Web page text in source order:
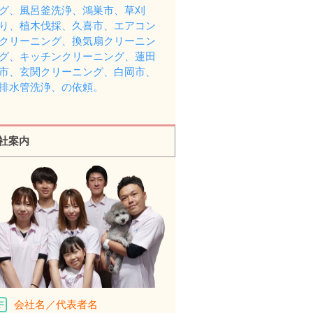
、風呂釜洗浄、鴻巣市、草刈
、植木伐採、久喜市、エアコン
リーニング、換気扇クリーニン
、キッチンクリーニング、蓮田
、玄関クリーニング、白岡市、
水管洗浄、の依頼。
案内
会社名／代表者名